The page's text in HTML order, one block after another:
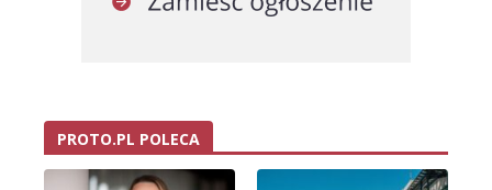
PROTO.PL POLECA